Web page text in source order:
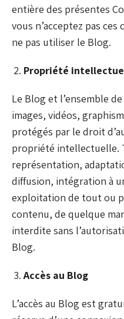
entière des présentes
vous n’acceptez pas
ne pas utiliser le Blog.
Propriété
Le Blog et l’ensemble
images, vidéos,
protégés par le droit
propriété intellectuelle.
représentation,
diffusion, intégration à
exploitation de tout ou
contenu, de quelque
interdite sans
Blog.
Accès au Blog
L’accès au Blog est